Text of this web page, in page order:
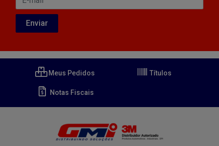
Meus Pedidos Títulos
Notas Fiscais